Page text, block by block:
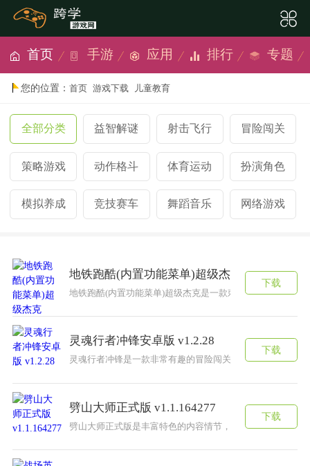
首页 手游 应用 排行 专题
您的位置：首页 游戏下载 儿童教育
全部分类 益智解谜 射击飞行 冒险闯关
策略游戏 动作格斗 体育运动 扮演角色
模拟养成 竞技赛车 舞蹈音乐 网络游戏
地铁跑酷(内置功能菜单)超级杰克 v3.19.0
地铁跑酷(内置功能菜单)超级杰克是一款刺激又有趣的跑酷
下载
灵魂行者冲锋安卓版 v1.2.28
灵魂行者冲锋是一款非常有趣的冒险闯关类游戏，游戏中
下载
劈山大师正式版 v1.1.164277
劈山大师正式版是丰富特色的内容情节，休闲系列的好玩
下载